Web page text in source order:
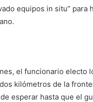
equipos in situ” para
el funcionario electo
kilómetros de la
esperar hasta que el